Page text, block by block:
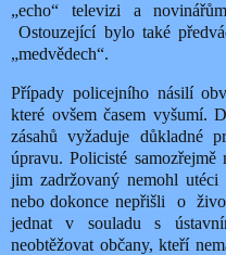
„echo“ televizi a
Ostouzející bylo také
„medvědech“.
Případy policejního násilí
které ovšem časem vyšumí.
zásahů vyžaduje důkladné
úpravu. Policisté
jim zadržovaný nemohl
nebo dokonce nepřišli
o
jednat v souladu s
neobtěžovat občany, kteří